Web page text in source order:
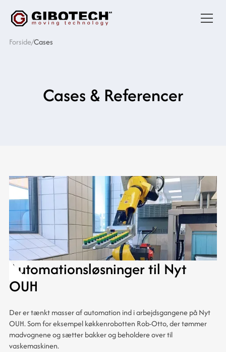
Forside/Cases
Cases & Referencer
Automationsløsninger til Nyt
OUH
Der er tænkt masser af automation ind i arbejdsgangene på Nyt
OUH. Som for eksempel køkkenrobotten Rob-Otto, der tømmer
madvognene og sætter bakker og beholdere over til
vaskemaskinen.